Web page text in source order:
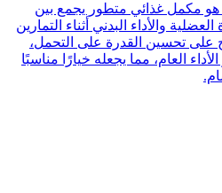
Yava Labs Creatine + Taurine هو مكمل غذائي متطور يجمع بين
والأداء البدني أثناء التمارين
على تحسين القدرة على التحمل،
العام، مما يجعله خيارًا مناسبًا